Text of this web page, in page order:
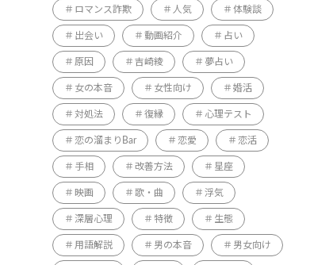
ロマンス詐欺 人気 体験談
出会い 動画紹介 占い
原因 吉崎綾 夢占い
女の本音 女性向け 婚活
対処法 復縁 心理テスト
恋の溜まりBar 恋愛 恋活
手相 改善方法 星座
映画 歌・曲 浮気
深層心理 特徴 生態
用語解説 男の本音 男女向け